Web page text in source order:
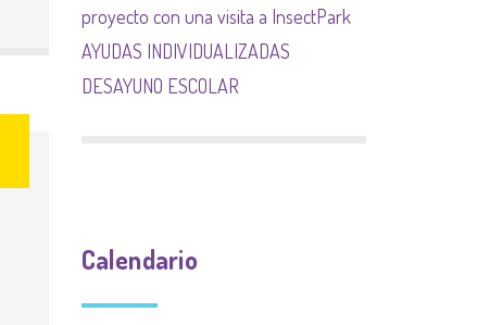
proyecto con una visita a InsectPark
AYUDAS INDIVIDUALIZADAS
DESAYUNO ESCOLAR
Calendario